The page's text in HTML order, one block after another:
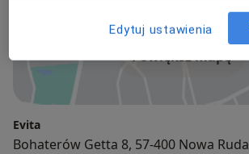
Powiększ mapę
Evita
Bohaterów Getta 8, 57-400 Nowa Ruda
Edytuj ustawienia